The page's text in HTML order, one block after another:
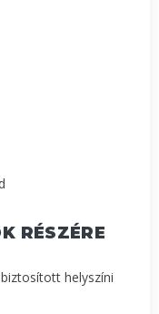
RÉSZÉRE
helyszíni